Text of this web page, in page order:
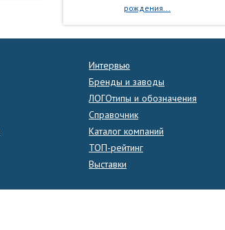
рождения...
Интервью
Бренды и заводы
ЛОГОтипы и обозначения
Справочник
Каталог компаний
ТОП-рейтинг
Выставки